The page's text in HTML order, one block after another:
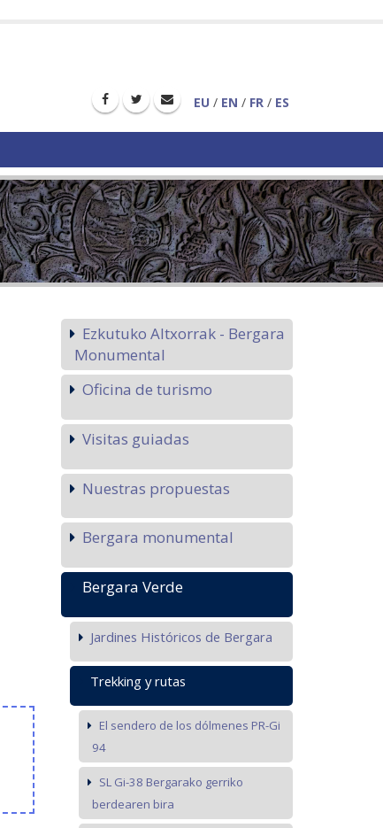
EU / EN / FR / ES
Ezkutuko Altxorrak - Bergara
Monumental
Oficina de turismo
Visitas guiadas
Nuestras propuestas
Bergara monumental
Bergara Verde
Jardines Históricos de Bergara
Trekking y rutas
El sendero de los dólmenes PR-Gi
94
SL Gi-38 Bergarako gerriko
berdearen bira